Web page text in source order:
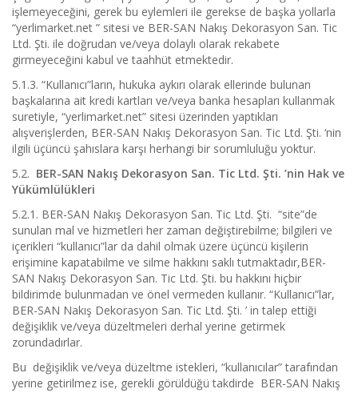
işlemeyeceğini, gerek bu eylemleri ile gerekse de başka yollarla
“yerlimarket.net ” sitesi ve BER-SAN Nakış Dekorasyon San. Tic
Ltd. Şti. ile doğrudan ve/veya dolaylı olarak rekabete
girmeyeceğini kabul ve taahhüt etmektedir.
5.1.3. “Kullanıcı”ların, hukuka aykırı olarak ellerinde bulunan
başkalarına ait kredi kartları ve/veya banka hesapları kullanmak
suretiyle, “yerlimarket.net” sitesi üzerinden yaptıkları
alışverişlerden, BER-SAN Nakış Dekorasyon San. Tic Ltd. Şti. ‘nin
ilgili üçüncü şahıslara karşı herhangi bir sorumluluğu yoktur.
5.2. BER-SAN Nakış Dekorasyon San. Tic Ltd. Şti. ’nin Hak ve
Yükümlülükleri
5.2.1. BER-SAN Nakış Dekorasyon San. Tic Ltd. Şti. “site”de
sunulan mal ve hizmetleri her zaman değiştirebilme; bilgileri ve
içerikleri “kullanıcı”lar da dahil olmak üzere üçüncü kişilerin
erişimine kapatabilme ve silme hakkını saklı tutmaktadır,BER-
SAN Nakış Dekorasyon San. Tic Ltd. Şti. bu hakkını hiçbir
bildirimde bulunmadan ve önel vermeden kullanır. “Kullanıcı”lar,
BER-SAN Nakış Dekorasyon San. Tic Ltd. Şti. ’ in talep ettiği
değişiklik ve/veya düzeltmeleri derhal yerine getirmek
zorundadırlar.
Bu değişiklik ve/veya düzeltme istekleri, “kullanıcılar” tarafından
yerine getirilmez ise, gerekli görüldüğü takdirde BER-SAN Nakış